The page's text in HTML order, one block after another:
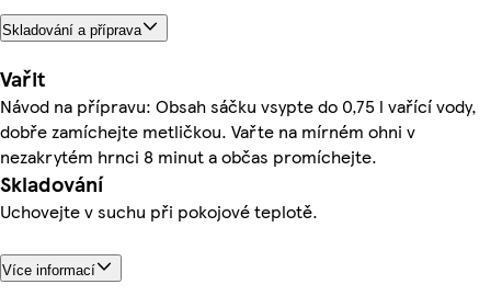
Skladování a příprava
Vařit
Návod na přípravu: Obsah sáčku vsypte do 0,75 l vařící vody,
dobře zamíchejte metličkou. Vařte na mírném ohni v
nezakrytém hrnci 8 minut a občas promíchejte.
Skladování
Uchovejte v suchu při pokojové teplotě.
Více informací